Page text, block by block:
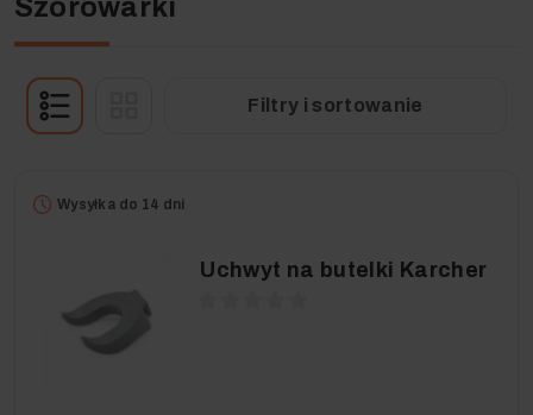
Szorowarki
Filtry i sortowanie
Wysyłka do 14 dni
Uchwyt na butelki Karcher